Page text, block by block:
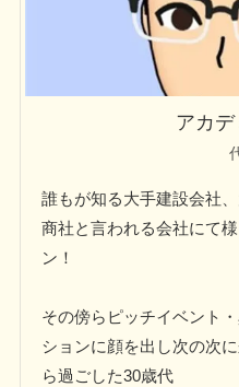
アカ
誰もが知る大手建設会社
商社と言われる会社にて
ン！
その傍らピッチイベント
ションに顔を出し次の次
ら過ごした30歳代